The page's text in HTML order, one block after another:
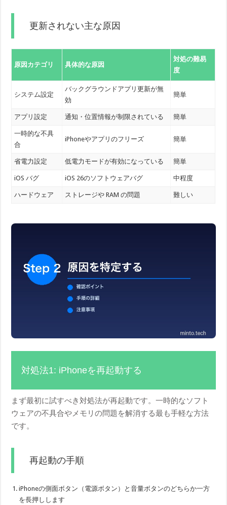
更新されない主な原因
原因カテゴリ 具体的な原因
対処の難易
度
システム設定
バックグラウンドアプリ更新が無
効
簡単
アプリ設定 通知・位置情報が制限されている 簡単
一時的な不具
合
iPhoneやアプリのフリーズ 簡単
省電力設定 低電力モードが有効になっている 簡単
iOS バグ iOS 26のソフトウェアバグ 中程度
ハードウェア ストレージや RAM の問題 難しい
対処法1: iPhoneを再起動する
まず最初に試すべき対処法が再起動です。一時的なソフト
ウェアの不具合やメモリの問題を解消する最も手軽な方法
です。
再起動の手順
iPhoneの側面ボタン（電源ボタン）と音量ボタンのどちらか一方
を長押しします